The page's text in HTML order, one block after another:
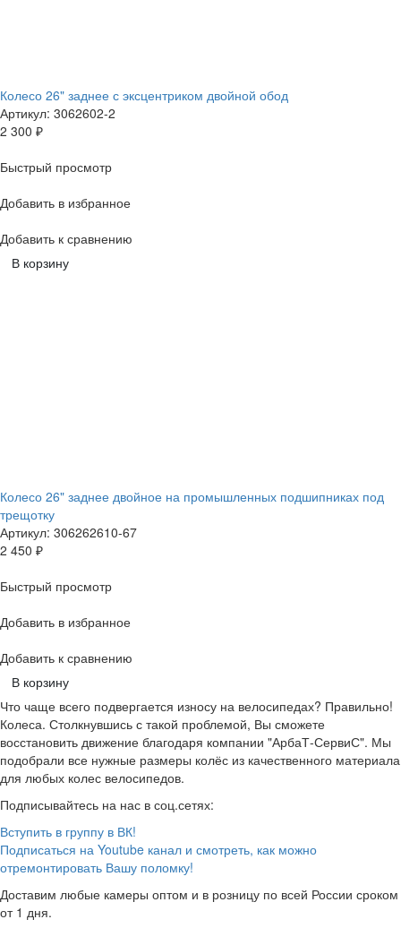
Колесо 26" заднее с эксцентриком двойной обод
Артикул: 3062602-2
2 300 ₽
Быстрый просмотр
Добавить в избранное
Добавить к сравнению
В корзину
Колесо 26" заднее двойное на промышленных подшипниках под
трещотку
Артикул: 306262610-67
2 450 ₽
Быстрый просмотр
Добавить в избранное
Добавить к сравнению
В корзину
Что чаще всего подвергается износу на велосипедах? Правильно!
Колеса. Столкнувшись с такой проблемой, Вы сможете
восстановить движение благодаря компании "АрбаТ-СервиС". Мы
подобрали все нужные размеры колёс из качественного материала
для любых колес велосипедов.
Подписывайтесь на нас в соц.сетях:
Вступить в группу в ВК!
Подписаться на Youtube канал и смотреть, как можно
отремонтировать Вашу поломку!
Доставим любые камеры оптом и в розницу по всей России сроком
от 1 дня.